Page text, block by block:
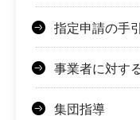
指定申請の手
事業者に対す
集団指導